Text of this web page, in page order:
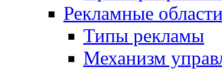
Рекламные
Типы рекламы
Механизм